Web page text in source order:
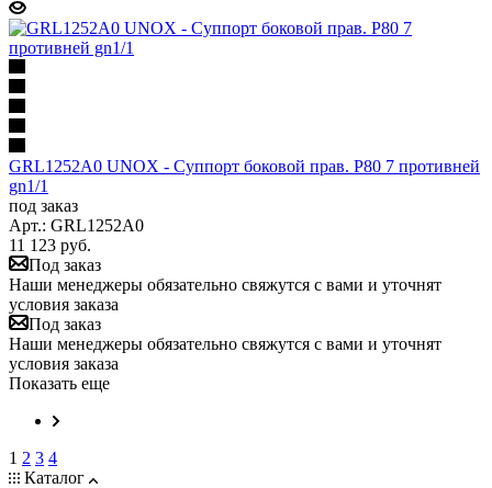
GRL1252A0 UNOX - Суппорт боковой прав. P80 7 противней
gn1/1
под заказ
Арт.: GRL1252A0
11 123 руб.
Под заказ
Наши менеджеры обязательно свяжутся с вами и уточнят
условия заказа
Под заказ
Наши менеджеры обязательно свяжутся с вами и уточнят
условия заказа
Показать еще
1 2 3 4
Каталог